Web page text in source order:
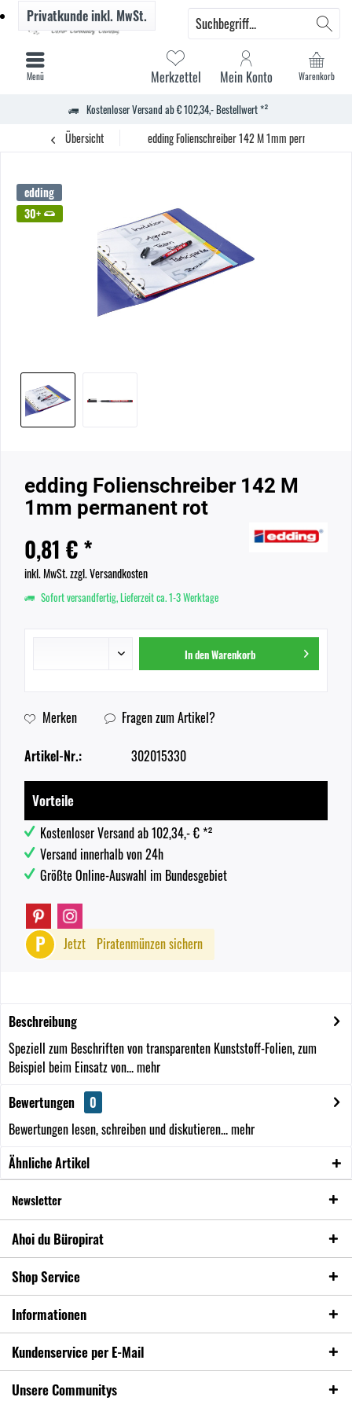
Kostenloser Versand ab € 102,34,- Bestellwert *²
Warenkorb
Merkzettel Mein Konto
Privatkundeinkl. MwSt.
Menü
Übersicht edding Folienschreiber 142 M 1mm permanent rot
edding
30+
edding Folienschreiber 142 M
1mm permanent rot
0,81 € *
inkl. MwSt.zzgl. Versandkosten
Sofort versandfertig, Lieferzeit ca. 1-3 Werktage
In denWarenkorb
Merken Fragen zum Artikel?
Artikel-Nr.: 302015330
Vorteile
Kostenloser Versand ab 102,34,- € *²
Versand innerhalb von 24h
Größte Online-Auswahl im Bundesgebiet
P Jetzt Piratenmünzen sichern
Beschreibung
Speziell zum Beschriften von transparenten Kunststoff-Folien, zum
Beispiel beim Einsatz von...mehr
Bewertungen
0
Bewertungen lesen, schreiben und diskutieren...mehr
Ähnliche Artikel
Newsletter
Ahoi du Büropirat
Shop Service
Informationen
Kundenservice per E-Mail
Unsere Communitys